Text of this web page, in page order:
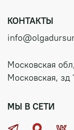
КОНТАКТЫ
Московская
Московская, зд
МЫ В СЕТИ